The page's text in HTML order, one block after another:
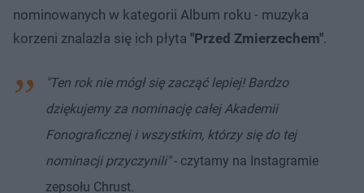
nominowanych w kategorii Album roku - muzyka
korzeni znalazła się ich płyta "Przed Zmierzechem".
"Ten rok nie mógł się zacząć lepiej! Bardzo
dziękujemy za nominację całej Akademii
Fonograficznej i wszystkim, którzy się do tej
nominacji przyczynili"- czytamy na Instagramie
zepsołu Chrust.